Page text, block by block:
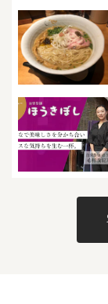
ンギョという印象し
すが、 その後東北研
で実物を頂いたとこ
仕様との風味のギャッ
こで冷凍の影響を受け
という事に気付き
ナチュラルかつ複雑
加え魚介の風味がフ
もない、斑鳩のベー
感じるしっかりとした
の新鮮かつ荒っぽい
が活きていましたが、
て、追い刻みニンニ
ップで味変しながら
に完食。 シェア前提
足の一杯でした✨